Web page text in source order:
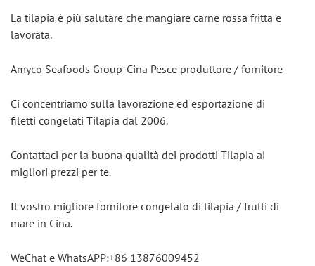
La tilapia è più salutare che mangiare carne rossa fritta e
lavorata.
Amyco Seafoods Group-Cina Pesce produttore / fornitore
Ci concentriamo sulla lavorazione ed esportazione di
filetti congelati Tilapia dal 2006.
Contattaci per la buona qualità dei prodotti Tilapia ai
migliori prezzi per te.
Il vostro migliore fornitore congelato di tilapia / frutti di
mare in Cina.
WeChat e WhatsAPP:+86 13876009452